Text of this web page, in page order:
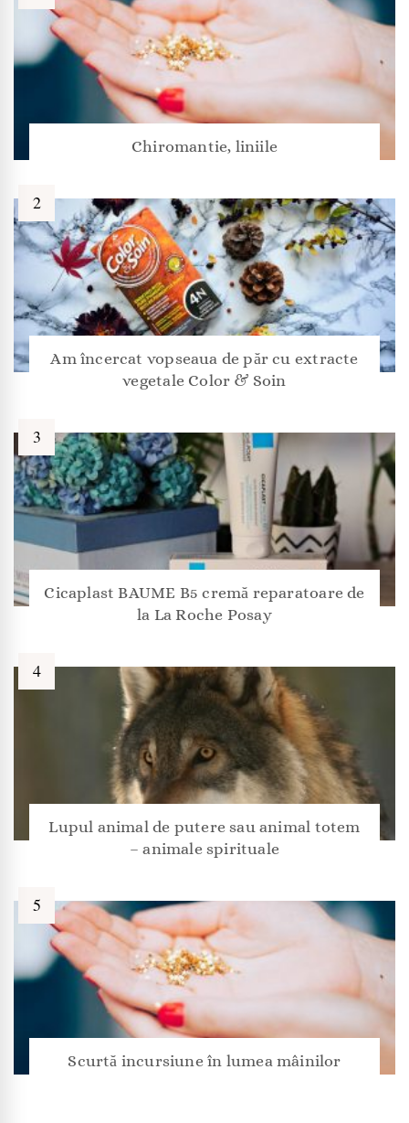
Chiromantie, liniile
Am încercat vopseaua de păr cu extracte
vegetale Color & Soin
Cicaplast BAUME B5 cremă reparatoare de
la La Roche Posay
Lupul animal de putere sau animal totem
– animale spirituale
Scurtă incursiune în lumea mâinilor